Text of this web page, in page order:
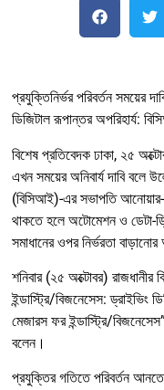
প্রযুক্তিনির্ভর পরিবর্তন সময়ের
ডিজিটাল রূপান্তর অপরিহার্য:
বিশেষ প্রতিবেদক ঢাকা, ২৫
এখন সময়ের অনিবার্য দাবি বলে
(বিসিআই)-এর সভাপতি
থাকতে হলে অটোমেশন ও ডেটা-
সমাধানের ওপর নির্ভরতা
শনিবার (২৫ অক্টোবর)
ইন্ডাস্ট্রি/বিজনেসেস: ড্রাইভিং
মেজারস ফর ইন্ডাস্ট্রি/
বলেন।
প্রযুক্তির গতিতে পরিবর্তন